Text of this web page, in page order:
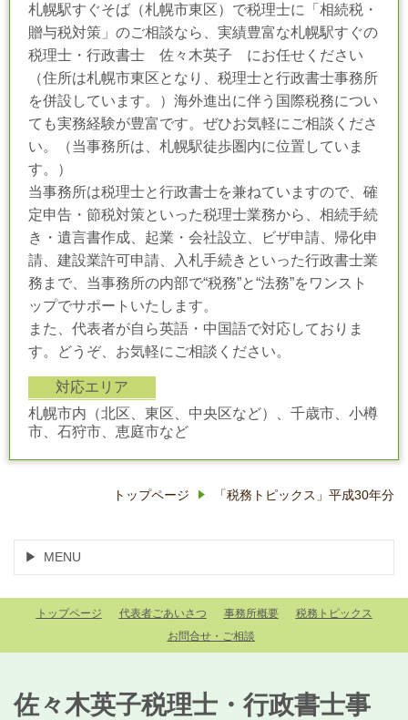
札幌駅すぐそば（札幌市東区）で税理士に「相続税・
贈与税対策」のご相談なら、実績豊富な札幌駅すぐの
税理士・行政書士 佐々木英子 にお任せください
（住所は札幌市東区となり、税理士と行政書士事務所
を併設しています。）海外進出に伴う国際税務につい
ても実務経験が豊富です。ぜひお気軽にご相談くださ
い。（当事務所は、札幌駅徒歩圏内に位置していま
す。）
当事務所は税理士と行政書士を兼ねていますので、確
定申告・節税対策といった税理士業務から、相続手続
き・遺言書作成、起業・会社設立、ビザ申請、帰化申
請、建設業許可申請、入札手続きといった行政書士業
務まで、当事務所の内部で“税務”と“法務”をワンスト
ップでサポートいたします。
また、代表者が自ら英語・中国語で対応しておりま
す。どうぞ、お気軽にご相談ください。
対応エリア
札幌市内（北区、東区、中央区など）、千歳市、小樽
市、石狩市、恵庭市など
トップページ 「税務トピックス」平成30年分
MENU
トップページ 代表者ごあいさつ 事務所概要
税務トピックス
お問合せ・ご相談
佐々木英子税理士・行政書士事